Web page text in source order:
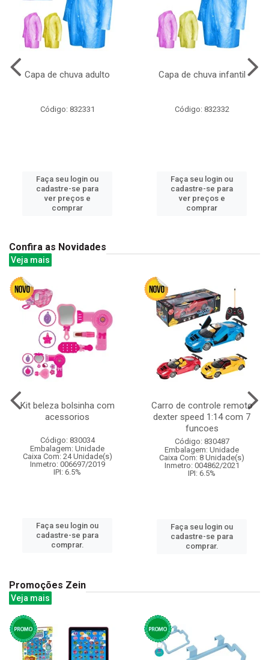
Capa de chuva adulto
Código: 832331
Faça seu login ou
cadastre-se para
ver preços e
comprar
Capa de chuva infantil
Código: 832332
Faça seu login ou
cadastre-se para
ver preços e
comprar
Confira as Novidades
Veja mais
Kit beleza bolsinha com
acessorios
Código: 830034
Embalagem: Unidade
Caixa Com: 24 Unidade(s)
Inmetro: 006697/2019
IPI: 6.5%
Faça seu login ou
cadastre-se para
comprar.
Carro de controle remoto
dexter speed 1:14 com 7
funcoes
Código: 830487
Embalagem: Unidade
Caixa Com: 8 Unidade(s)
Inmetro: 004862/2021
IPI: 6.5%
Faça seu login ou
cadastre-se para
comprar.
Promoções Zein
Veja mais